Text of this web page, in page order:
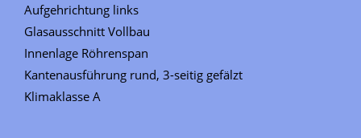
Aufgehrichtung links
Glasausschnitt Vollbau
Innenlage Röhrenspan
Kantenausführung rund, 3-seitig gefälzt
Klimaklasse A